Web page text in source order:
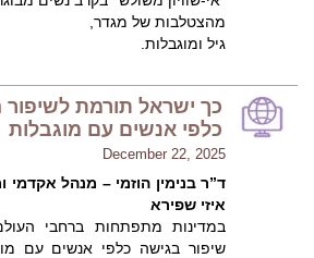
מהצטלבות של מגדר,
גיל ומוגבלות.
כך ישראל תורמת
כלפי אנשים עם מוגבלות
December 22, 2025
ד”ר בנימין הוזמי – מנהל
איזי שפירא
במדינות מתפתחות ברחבי
שיפור בגישה כלפי אנשים עם